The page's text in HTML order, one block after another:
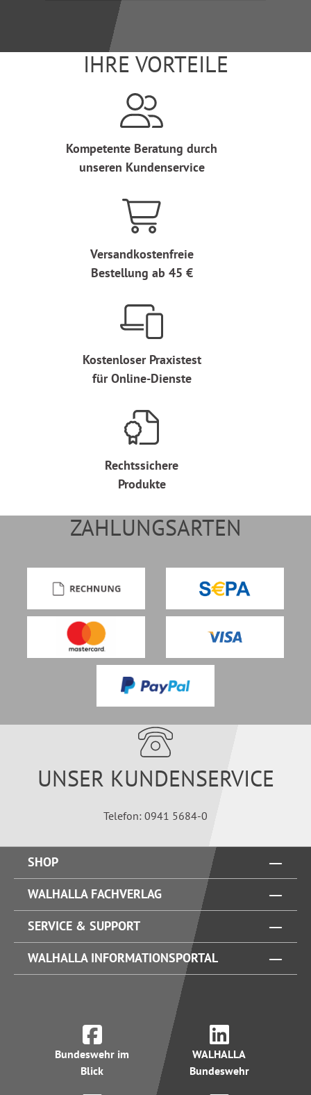
IHRE VORTEILE
Kompetente Beratung durch
unseren Kundenservice
Versandkostenfreie
Bestellung ab 45 €
Kostenloser Praxistest
für Online-Dienste
Rechtssichere
Produkte
ZAHLUNGSARTEN
UNSER KUNDENSERVICE
Telefon: 0941 5684-0
SHOP
WALHALLA FACHVERLAG
SERVICE & SUPPORT
WALHALLA INFORMATIONSPORTAL
Bundeswehr im
Blick
WALHALLA
Bundeswehr